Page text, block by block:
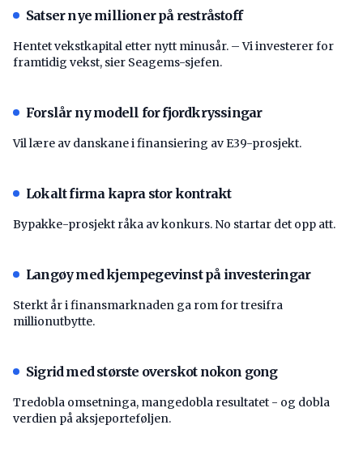
Satser nye millioner på restråstoff
Hentet vekstkapital etter nytt minusår. – Vi investerer for
framtidig vekst, sier Seagems-sjefen.
Forslår ny modell for fjordkryssingar
Vil lære av danskane i finansiering av E39-prosjekt.
Lokalt firma kapra stor kontrakt
Bypakke-prosjekt råka av konkurs. No startar det opp att.
Langøy med kjempegevinst på investeringar
Sterkt år i finansmarknaden ga rom for tresifra
millionutbytte.
Sigrid med største overskot nokon gong
Tredobla omsetninga, mangedobla resultatet - og dobla
verdien på aksjeporteføljen.